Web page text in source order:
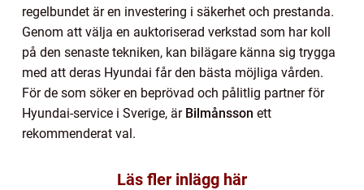
regelbundet är en investering i säkerhet och prestanda.
Genom att välja en auktoriserad verkstad som har koll
på den senaste tekniken, kan bilägare känna sig trygga
med att deras Hyundai får den bästa möjliga vården.
För de som söker en beprövad och pålitlig partner för
Hyundai-service i Sverige, är Bilmånsson ett
rekommenderat val.
Läs fler inlägg här